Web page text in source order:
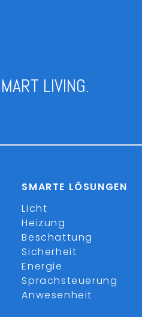
LIVING.
SMARTE LÖSUNGEN
Licht
Heizung
Beschattung
Sicherheit
Energie
Sprachsteuerung
Anwesenheit